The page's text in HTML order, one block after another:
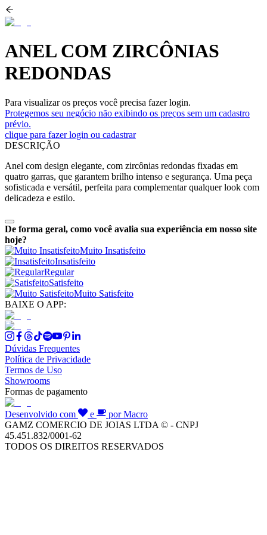
ANEL COM ZIRCÔNIAS
REDONDAS
Para visualizar os preços você precisa fazer login.
Protegemos seu negócio não exibindo os preços sem um cadastro
prévio.
clique para fazer login ou cadastrar
DESCRIÇÃO
Anel com design elegante, com zircônias redondas fixadas em
quatro garras, que garantem brilho intenso e segurança. Uma peça
sofisticada e versátil, perfeita para complementar qualquer look com
delicadeza e estilo.
De forma geral, como você avalia sua experiência em nosso site
hoje?
Muito Insatisfeito
Insatisfeito
Regular
Satisfeito
Muito Satisfeito
BAIXE O APP:
Dúvidas Frequentes
Política de Privacidade
Termos de Uso
Showrooms
Formas de pagamento
Desenvolvido com e
por Macro
GAMZ COMERCIO DE JOIAS LTDA © - CNPJ
45.451.832/0001-62
TODOS OS DIREITOS RESERVADOS